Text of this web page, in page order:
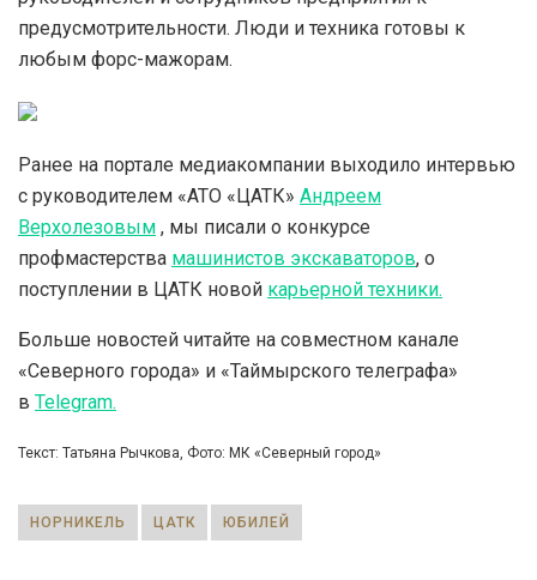
предусмотрительности. Люди и техника готовы к
любым форс-мажорам.
Ранее на портале медиакомпании выходило интервью
с руководителем «АТО «ЦАТК» Андреем
Верхолезовым , мы писали о конкурсе
профмастерства машинистов экскаваторов, о
поступлении в ЦАТК новой карьерной техники.
Больше новостей читайте на совместном канале
«Северного города» и «Таймырского телеграфа»
в Telegram.
Текст: Татьяна Рычкова, Фото: МК «Северный город»
НОРНИКЕЛЬ ЦАТК ЮБИЛЕЙ